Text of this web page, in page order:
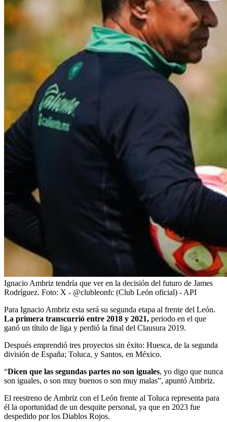
Ignacio Ambriz tendría que ver en la decisión del futuro de James
Rodríguez. Foto: X - @clubleonfc (Club León oficial) - API
Para Ignacio Ambriz esta será su segunda etapa al frente del León.
La primera transcurrió entre 2018 y 2021, periodo en el que
ganó un título de liga y perdió la final del Clausura 2019.
Después emprendió tres proyectos sin éxito: Huesca, de la segunda
división de España; Toluca, y Santos, en México.
“Dicen que las segundas partes no son iguales, yo digo que nunca
son iguales, o son muy buenos o son muy malas”, apuntó Ambriz.
El reestreno de Ambriz con el León frente al Toluca representa para
él la oportunidad de un desquite personal, ya que en 2023 fue
despedido por los Diablos Rojos.